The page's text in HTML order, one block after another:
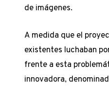
de imágenes.
A medida que el
existentes luchaban
frente a esta
innovadora,